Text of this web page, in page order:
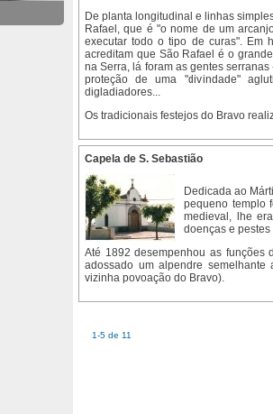
De planta longitudinal e linhas
Rafael, que é "o nome de um
executar todo o tipo de curas". Em
acreditam que São Rafael é o
na Serra, lá foram as gentes
proteção de uma "divindade"
digladiadores...
Os tradicionais festejos do Bravo
Capela de S. Sebastião
Dedicada ao
pequeno templo
medieval, lhe
doenças e
Até 1892 desempenhou as funções
adossado um alpendre
vizinha povoação do Bravo).
1-5 de 11